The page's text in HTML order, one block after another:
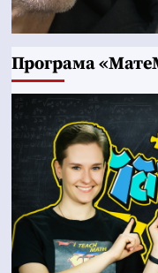
Програма